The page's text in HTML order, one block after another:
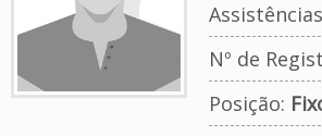
Nº de
Posição: